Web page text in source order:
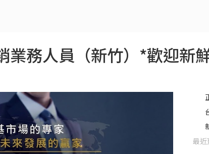
業務人員（新竹）*歡迎新
最